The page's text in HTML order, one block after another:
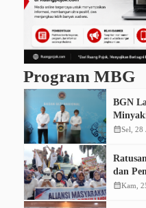
Program MBG
BGN
SPHP
calendar_monthSel, 28
dan
MBG
calendar_monthKam,